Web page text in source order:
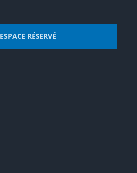
ESPACE RÉSERVÉ